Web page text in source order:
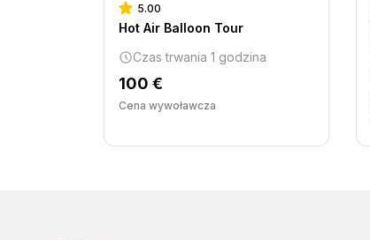
5.00
Hot Air Balloon Tour
Czas trwania 1 godzina
100 €
Cena wywoławcza